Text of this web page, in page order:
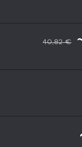
40,82 €